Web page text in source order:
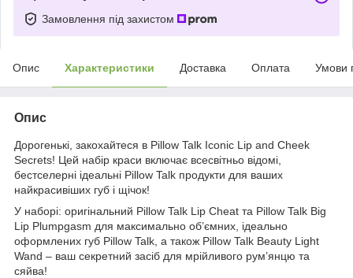
Замовлення під захистом
Опис Характеристики Доставка Оплата Умови
Опис
Дорогенькі, закохайтеся в Pillow Talk Iconic Lip and Cheek
Secrets! Цей набір краси включає всесвітньо відомі,
бестселерні ідеальні Pillow Talk продукти для ваших
найкрасивіших губ і щічок!
У наборі: оригінальний Pillow Talk Lip Cheat та Pillow Talk Big
Lip Plumpgasm для максимально об’ємних, ідеально
оформлених губ Pillow Talk, а також Pillow Talk Beauty Light
Wand – ваш секретний засіб для мрійливого рум’янцю та
сяйва!